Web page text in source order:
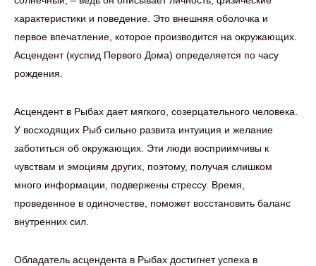
характеристики и поведение. Это внешняя оболочка и
первое впечатление, которое производится на окружающих.
Асцендент (куспид Первого Дома) определяется по часу
рождения.
Асцендент в Рыбах дает мягкого, созерцательного человека.
У восходящих Рыб сильно развита интуиция и желание
заботиться об окружающих. Эти люди восприимчивы к
чувствам и эмоциям других, поэтому, получая слишком
много информации, подвержены стрессу. Время,
проведенное в одиночестве, поможет восстановить баланс
внутренних сил.
Обладатель асцендента в Рыбах достигнет успеха в